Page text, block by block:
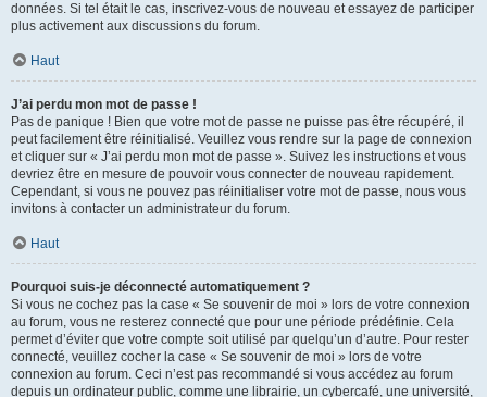
données. Si tel était le cas, inscrivez-vous de nouveau et essayez de participer
plus activement aux discussions du forum.
Haut
J’ai perdu mon mot de passe !
Pas de panique ! Bien que votre mot de passe ne puisse pas être récupéré, il
peut facilement être réinitialisé. Veuillez vous rendre sur la page de connexion
et cliquer sur « J’ai perdu mon mot de passe ». Suivez les instructions et vous
devriez être en mesure de pouvoir vous connecter de nouveau rapidement.
Cependant, si vous ne pouvez pas réinitialiser votre mot de passe, nous vous
invitons à contacter un administrateur du forum.
Haut
Pourquoi suis-je déconnecté automatiquement ?
Si vous ne cochez pas la case « Se souvenir de moi » lors de votre connexion
au forum, vous ne resterez connecté que pour une période prédéfinie. Cela
permet d’éviter que votre compte soit utilisé par quelqu’un d’autre. Pour rester
connecté, veuillez cocher la case « Se souvenir de moi » lors de votre
connexion au forum. Ceci n’est pas recommandé si vous accédez au forum
depuis un ordinateur public, comme une librairie, un cybercafé, une université,